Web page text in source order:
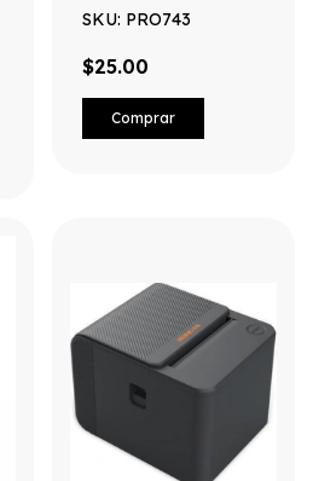
SKU: PRO743
$25.00